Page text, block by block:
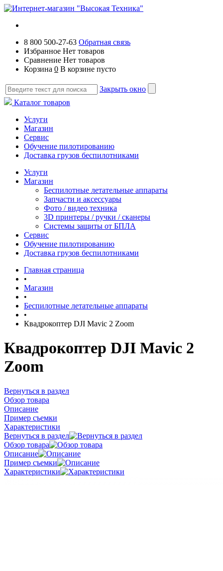
8 800 500-27-63 Обратная связь
Избранное Нет товаров
Сравнение Нет товаров
Корзина 0 В корзине пусто
Закрыть окно
Каталог товаров
Услуги
Магазин
Сервис
Обучение пилотированию
Доставка грузов беспилотниками
Услуги
Магазин
Беспилотные летательные аппараты
Запчасти и аксессуары
Фото / видео техника
3D принтеры / ручки / сканеры
Системы защиты от БПЛА
Сервис
Обучение пилотированию
Доставка грузов беспилотниками
Главная страница
•
Магазин
•
Беспилотные летательные аппараты
•
Квадрокоптер DJI Mavic 2 Zoom
Квадрокоптер DJI Mavic 2
Zoom
Вернуться в раздел
Обзор товара
Описание
Пример съемки
Характеристики
Вернуться в раздел
Обзор товара
Описание
Пример съемки
Характеристики